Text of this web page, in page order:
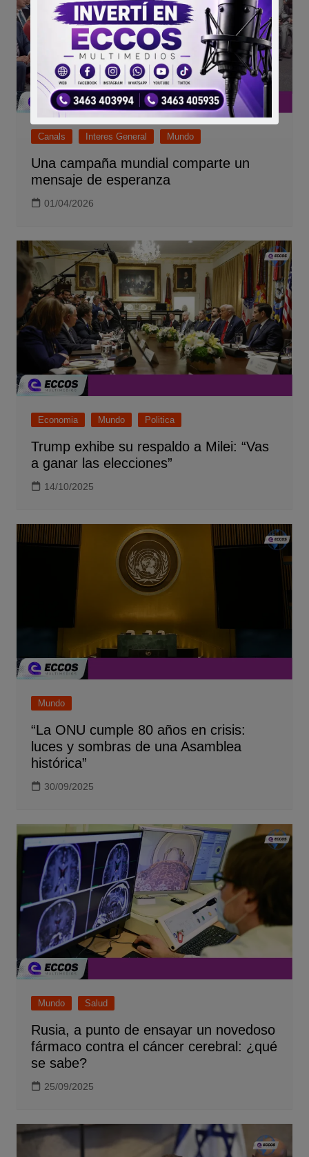
Canals Interes General Mundo
Una campaña mundial comparte un
mensaje de esperanza
01/04/2026
Economia Mundo Politica
Trump exhibe su respaldo a Milei: “Vas
a ganar las elecciones”
14/10/2025
Mundo
“La ONU cumple 80 años en crisis:
luces y sombras de una Asamblea
histórica”
30/09/2025
Mundo Salud
Rusia, a punto de ensayar un novedoso
fármaco contra el cáncer cerebral: ¿qué
se sabe?
25/09/2025